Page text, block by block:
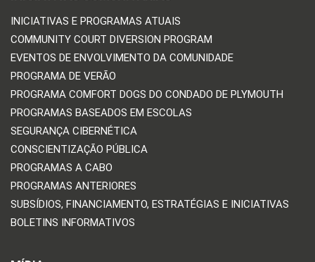
INICIATIVAS E PROGRAMAS ATUAIS
COMMUNITY COURT DIVERSION PROGRAM
EVENTOS DE ENVOLVIMENTO DA COMUNIDADE
PROGRAMA DE VERÃO
PROGRAMA COMFORT DOGS DO CONDADO DE PLYMOUTH
PROGRAMAS BASEADOS EM ESCOLAS
SEGURANÇA CIBERNÉTICA
CONSCIENTIZAÇÃO PÚBLICA
PROGRAMAS A CABO
PROGRAMAS ANTERIORES
SUBSÍDIOS, FINANCIAMENTO, ESTRATÉGIAS E INICIATIVAS
BOLETINS INFORMATIVOS